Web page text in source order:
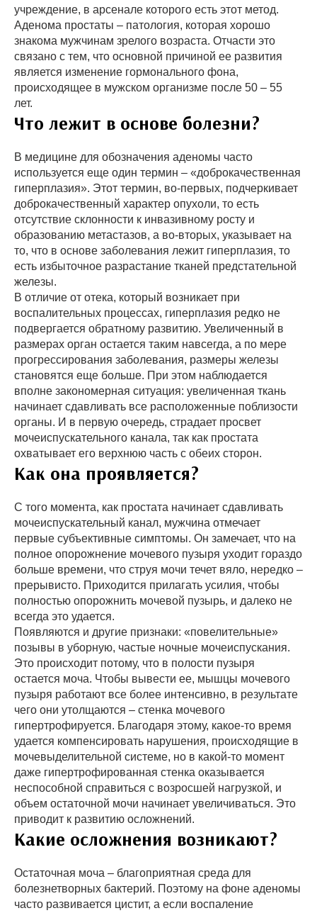
учреждение, в арсенале которого есть этот метод.
Аденома простаты – патология, которая хорошо
знакома мужчинам зрелого возраста. Отчасти это
связано с тем, что основной причиной ее развития
является изменение гормонального фона,
происходящее в мужском организме после 50 – 55
лет.
Что лежит в основе болезни?
В медицине для обозначения аденомы часто
используется еще один термин – «доброкачественная
гиперплазия». Этот термин, во-первых, подчеркивает
доброкачественный характер опухоли, то есть
отсутствие склонности к инвазивному росту и
образованию метастазов, а во-вторых, указывает на
то, что в основе заболевания лежит гиперплазия, то
есть избыточное разрастание тканей предстательной
железы.
В отличие от отека, который возникает при
воспалительных процессах, гиперплазия редко не
подвергается обратному развитию. Увеличенный в
размерах орган остается таким навсегда, а по мере
прогрессирования заболевания, размеры железы
становятся еще больше. При этом наблюдается
вполне закономерная ситуация: увеличенная ткань
начинает сдавливать все расположенные поблизости
органы. И в первую очередь, страдает просвет
мочеиспускательного канала, так как простата
охватывает его верхнюю часть с обеих сторон.
Как она проявляется?
С того момента, как простата начинает сдавливать
мочеиспускательный канал, мужчина отмечает
первые субъективные симптомы. Он замечает, что на
полное опорожнение мочевого пузыря уходит гораздо
больше времени, что струя мочи течет вяло, нередко –
прерывисто. Приходится прилагать усилия, чтобы
полностью опорожнить мочевой пузырь, и далеко не
всегда это удается.
Появляются и другие признаки: «повелительные»
позывы в уборную, частые ночные мочеиспускания.
Это происходит потому, что в полости пузыря
остается моча. Чтобы вывести ее, мышцы мочевого
пузыря работают все более интенсивно, в результате
чего они утолщаются – стенка мочевого
гипертрофируется. Благодаря этому, какое-то время
удается компенсировать нарушения, происходящие в
мочевыделительной системе, но в какой-то момент
даже гипертрофированная стенка оказывается
неспособной справиться с возросшей нагрузкой, и
объем остаточной мочи начинает увеличиваться. Это
приводит к развитию осложнений.
Какие осложнения возникают?
Остаточная моча – благоприятная среда для
болезнетворных бактерий. Поэтому на фоне аденомы
часто развивается цистит, а если воспаление